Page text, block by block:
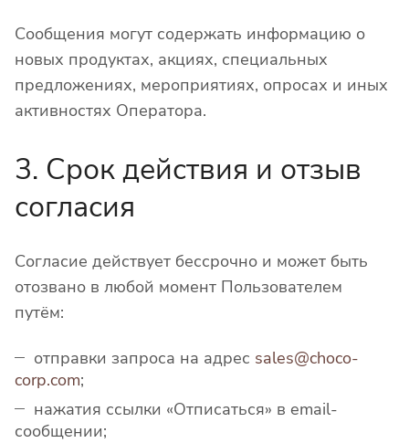
Сообщения могут содержать информацию о
новых продуктах, акциях, специальных
предложениях, мероприятиях, опросах и иных
активностях Оператора.
3. Срок действия и отзыв
согласия
Согласие действует бессрочно и может быть
отозвано в любой момент Пользователем
путём:
отправки запроса на адрес sales@choco-
corp.com;
нажатия ссылки «Отписаться» в email-
сообщении;